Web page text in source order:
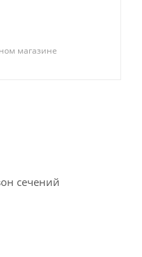
магазине
сечений